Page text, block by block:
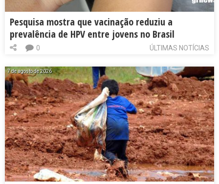
Pesquisa mostra que vacinação reduziu a
prevalência de HPV entre jovens no Brasil
ÚLTIMAS NOTÍCIAS
0
7 de agosto de 2026